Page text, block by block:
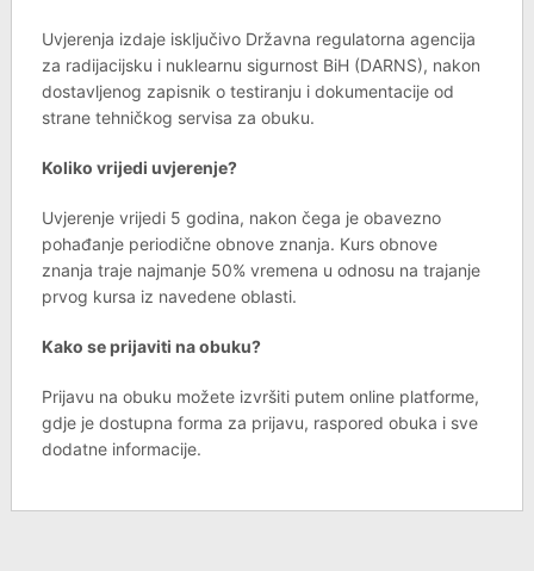
Uvjerenja izdaje isključivo Državna regulatorna agencija
za radijacijsku i nuklearnu sigurnost BiH (DARNS), nakon
dostavljenog zapisnik o testiranju i dokumentacije od
strane tehničkog servisa za obuku.
Koliko vrijedi uvjerenje?
Uvjerenje vrijedi 5 godina, nakon čega je obavezno
pohađanje periodične obnove znanja. Kurs obnove
znanja traje najmanje 50% vremena u odnosu na trajanje
prvog kursa iz navedene oblasti.
Kako se prijaviti na obuku?
Prijavu na obuku možete izvršiti putem online platforme,
gdje je dostupna forma za prijavu, raspored obuka i sve
dodatne informacije.